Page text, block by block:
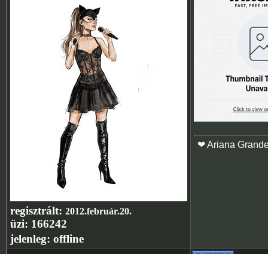
regisztrált: 2012.február.20.
üzi: 166242
jelenleg: offline
❤ Ariana